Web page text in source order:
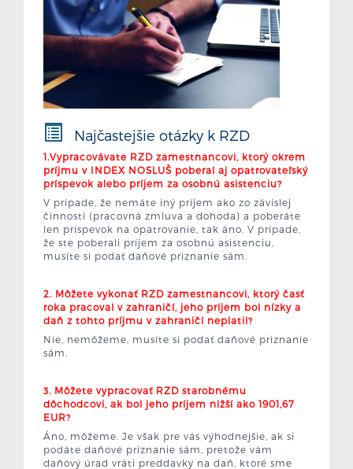
Najčastejšie otázky k RZD
1.Vypracovávate RZD zamestnancovi, ktorý okrem
príjmu v INDEX NOSLUŠ poberal aj opatrovateľský
príspevok alebo príjem za osobnú asistenciu?
V prípade, že nemáte iný príjem ako zo závislej
činnosti (pracovná zmluva a dohoda) a poberáte
len príspevok na opatrovanie, tak áno. V prípade,
že ste poberali príjem za osobnú asistenciu,
musíte si podať daňové priznanie sám.
2. Môžete vykonať RZD zamestnancovi, ktorý časť
roka pracoval v zahraničí, jeho príjem bol nízky a
daň z tohto príjmu v zahraničí neplatil?
Nie, nemôžeme, musíte si podať daňové priznanie
sám.
3. Môžete vypracovať RZD starobnému
dôchodcovi, ak bol jeho príjem nižší ako 1901,67
EUR?
Áno, môžeme. Je však pre vás výhodnejšie, ak si
podáte daňové priznanie sám, pretože vám
daňový úrad vráti preddavky na daň, ktoré sme